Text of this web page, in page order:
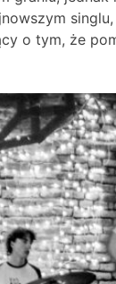
o tym, że